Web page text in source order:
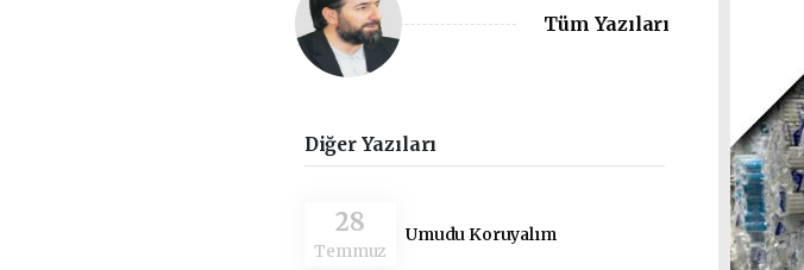
Tüm Yazıları
Diğer Yazıları
28
Temmuz
Umudu Koruyalım